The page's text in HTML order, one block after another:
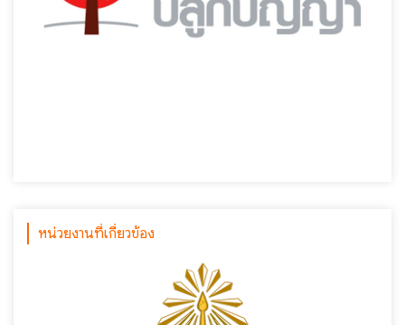
หน่วยงานที่เกี่ยวข้อง